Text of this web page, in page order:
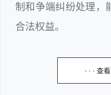
制和争端纠纷处理，
合法权益。
· · · 查